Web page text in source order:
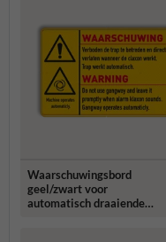
Waarschuwingsbord
geel/zwart voor
automatisch draaiende